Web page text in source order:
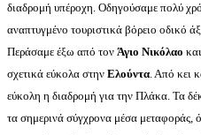
διαδρομή υπέροχη. Οδηγούσαμε πολύ
αναπτυγμένο τουριστικά βόρειο οδικό
Περάσαμε έξω από τον Άγιο Νικόλαο
σχετικά εύκολα στην Ελούντα. Από κει
εύκολη η διαδρομή για την Πλάκα. Τα
τα σημερινά σύγχρονα μέσα μεταφοράς,